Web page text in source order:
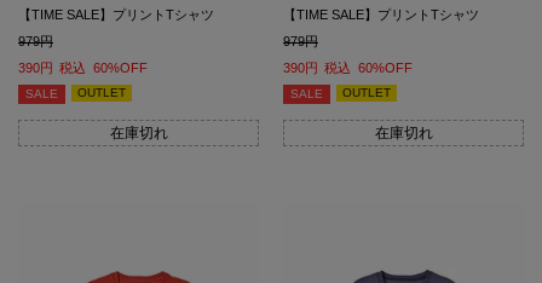
【TIME SALE】プリントTシャツ
979
390
税込 60%OFF
SALE OUTLET
在庫切れ
【TIME SALE】プリントTシャツ
979
390
税込 60%OFF
SALE OUTLET
在庫切れ